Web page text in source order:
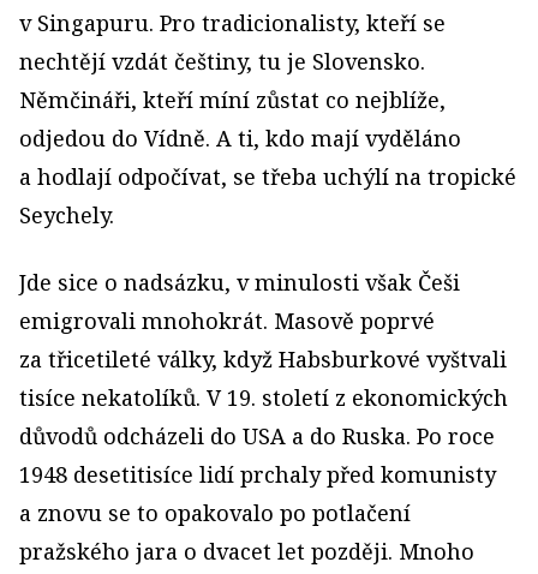
v Singapuru. Pro tradicionalisty, kteří se
nechtějí vzdát češtiny, tu je Slovensko.
Němčináři, kteří míní zůstat co nejblíže,
odjedou do Vídně. A ti, kdo mají vyděláno
a hodlají odpočívat, se třeba uchýlí na tropické
Seychely.
Jde sice o nadsázku, v minulosti však Češi
emigrovali mnohokrát. Masově poprvé
za třicetileté války, když Habsburkové vyštvali
tisíce nekatolíků. V 19. století z ekonomických
důvodů odcházeli do USA a do Ruska. Po roce
1948 desetitisíce lidí prchaly před komunisty
a znovu se to opakovalo po potlačení
pražského jara o dvacet let později. Mnoho